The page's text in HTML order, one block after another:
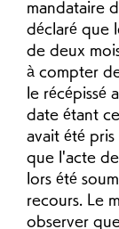
mandataire
déclaré que
de deux
à compter
le récépissé
date étant
avait été pris
que l'acte
lors été
recours. Le
observer